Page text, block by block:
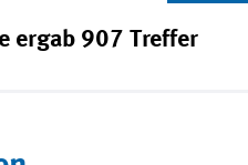
ergab 907 Treffer